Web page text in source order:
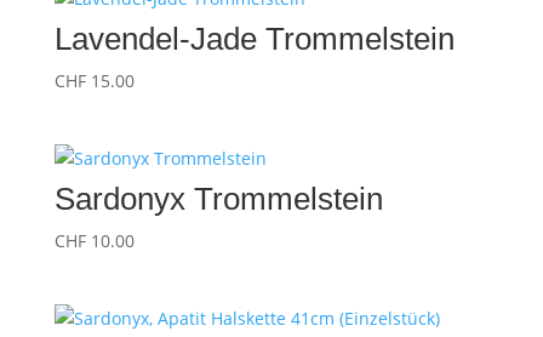
Lavendel-Jade Trommelstein
CHF15.00
Sardonyx Trommelstein
CHF10.00